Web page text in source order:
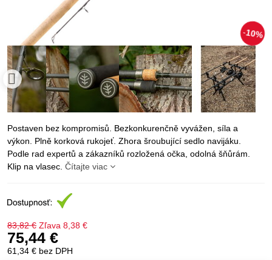
10%
Postaven bez kompromisů. Bezkonkurenčně vyvážen, síla a
výkon. Plně korková rukojeť. Zhora šroubující sedlo navijáku.
Podle rad expertů a zákazníků rozložená očka, odolná šňůrám.
Klip na vlasec. Čítajte viac
83,82 € Zľava 8,38 €
75,44 €
61,34 € bez DPH